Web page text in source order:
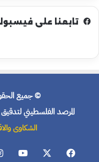
تابعنا على
© جميع
المرصد الفلسطيني لتدقيق
الشكاوى
فيسبوك